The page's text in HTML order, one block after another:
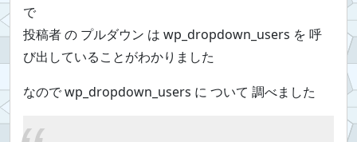
で
投稿者 の プルダウン は wp_dropdown_users を 呼
び出していることがわかりました
なので wp_dropdown_users に ついて 調べました